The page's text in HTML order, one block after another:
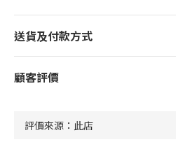
送貨及付款方式
顧客評價